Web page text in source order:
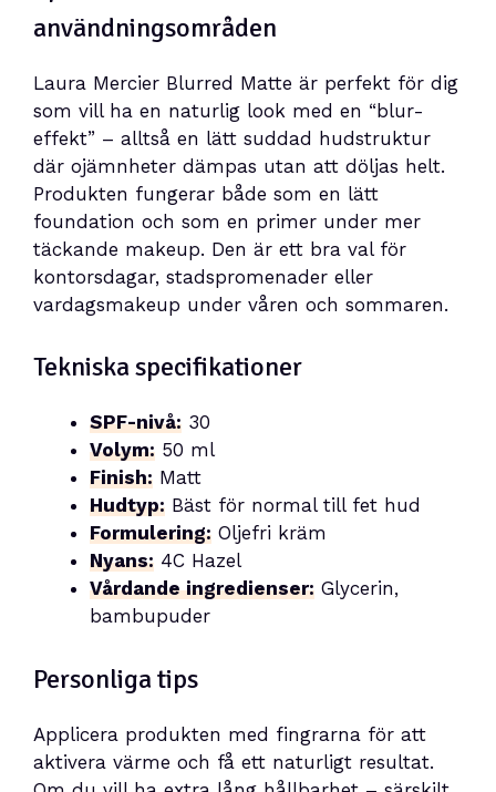
användningsområden
Laura Mercier Blurred Matte är perfekt för dig
som vill ha en naturlig look med en “blur-
effekt” – alltså en lätt suddad hudstruktur
där ojämnheter dämpas utan att döljas helt.
Produkten fungerar både som en lätt
foundation och som en primer under mer
täckande makeup. Den är ett bra val för
kontorsdagar, stadspromenader eller
vardagsmakeup under våren och sommaren.
Tekniska specifikationer
SPF-nivå: 30
Volym: 50 ml
Finish: Matt
Hudtyp: Bäst för normal till fet hud
Formulering: Oljefri kräm
Nyans: 4C Hazel
Vårdande ingredienser: Glycerin,
bambupuder
Personliga tips
Applicera produkten med fingrarna för att
aktivera värme och få ett naturligt resultat.